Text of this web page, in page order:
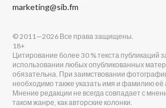
marketing@sib.fm
© 2011—2026 Все права защищены.
18+
Цитирование более 30 % текста публикаций
использовании любых опубликованных
обязательна. При заимствовании
необходимо также указать имя и фамилию её
Мнение редакции не всегда совпадает с
таком жанре, как авторские колонки.